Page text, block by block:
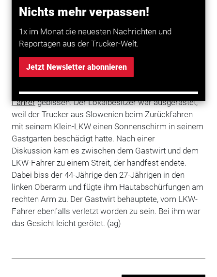
Nichts mehr verpassen!
1x im Monat die neuesten Nachrichten und
Reportagen aus der Trucker-Welt.
Jetzt Newsletter abonnieren
Ein ägyptischer Gastwirt hat am Freitagabend im
österreichischen Villach-St. Martin einen jungenLKW-
Fahrergebissen. Der Lokalbesitzer war ausgerastet,
weil der Trucker aus Slowenien beim Zurückfahren
mit seinem Klein-LKW einen Sonnenschirm in seinem
Gastgarten beschädigt hatte. Nach einer
Diskussion kam es zwischen dem Gastwirt und dem
LKW-Fahrer zu einem Streit, der handfest endete.
Dabei biss der 44-Jährige den 27-Jährigen in den
linken Oberarm und fügte ihm Hautabschürfungen am
rechten Arm zu. Der Gastwirt behauptete, vom LKW-
Fahrer ebenfalls verletzt worden zu sein. Bei ihm war
das Gesicht leicht gerötet. (ag)